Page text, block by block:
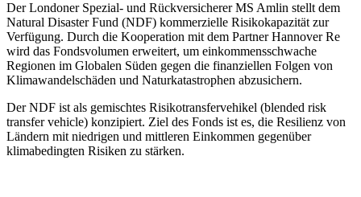
Der Londoner Spezial- und Rückversicherer MS Amlin stellt dem
Natural Disaster Fund (NDF) kommerzielle Risikokapazität zur
Verfügung. Durch die Kooperation mit dem Partner Hannover Re
wird das Fondsvolumen erweitert, um einkommensschwache
Regionen im Globalen Süden gegen die finanziellen Folgen von
Klimawandelschäden und Naturkatastrophen abzusichern.
Der NDF ist als gemischtes Risikotransfervehikel (blended risk
transfer vehicle) konzipiert. Ziel des Fonds ist es, die Resilienz von
Ländern mit niedrigen und mittleren Einkommen gegenüber
klimabedingten Risiken zu stärken.